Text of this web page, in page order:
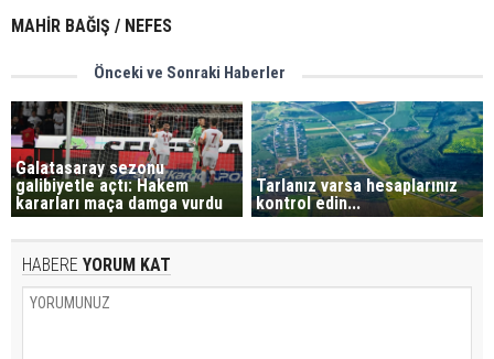
MAHİR BAĞIŞ / NEFES
Önceki ve Sonraki Haberler
Galatasaray sezonu
galibiyetle açtı: Hakem
kararları maça damga vurdu
Tarlanız varsa hesaplarınız
kontrol edin...
HABERE YORUM KAT